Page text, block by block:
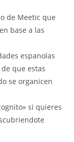
de Meetic que
base a las
espanolas
que estas
se organicen
si quieres